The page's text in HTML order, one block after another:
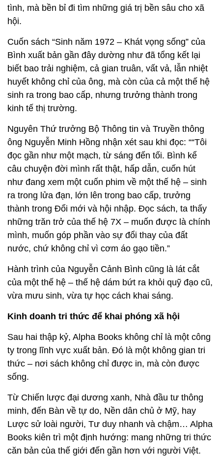
tình, mà bền bỉ đi tìm những giá trị bền sâu cho xã
hội.
Cuốn sách “Sinh năm 1972 – Khát vọng sống” của
Bình xuất bản gần đây dường như đã tổng kết lại
biết bao trải nghiệm, cả gian truân, vất vả, lẫn nhiệt
huyết không chỉ của ông, mà còn của cả một thế hệ
sinh ra trong bao cấp, nhưng trưởng thành trong
kinh tế thị trường.
Nguyên Thứ trưởng Bộ Thông tin và Truyền thông
ông Nguyễn Minh Hồng nhận xét sau khi đọc: ““Tôi
đọc gần như một mạch, từ sáng đến tối. Bình kể
câu chuyện đời mình rất thật, hấp dẫn, cuốn hút
như đang xem một cuốn phim về một thế hệ – sinh
ra trong lửa đạn, lớn lên trong bao cấp, trưởng
thành trong Đổi mới và hội nhập. Đọc sách, ta thấy
những trăn trở của thế hệ 7X – muốn được là chính
mình, muốn góp phần vào sự đổi thay của đất
nước, chứ không chỉ vì cơm áo gạo tiền.”
Hành trình của Nguyễn Cảnh Bình cũng là lát cắt
của một thế hệ – thế hệ dám bứt ra khỏi quỹ đạo cũ,
vừa mưu sinh, vừa tự học cách khai sáng.
Kinh doanh tri thức để khai phóng xã hội
Sau hai thập kỷ, Alpha Books không chỉ là một công
ty trong lĩnh vực xuất bản. Đó là một không gian tri
thức – nơi sách không chỉ được in, mà còn được
sống.
Từ Chiến lược đại dương xanh, Nhà đầu tư thông
minh, đến Bàn về tự do, Nền dân chủ ở Mỹ, hay
Lược sử loài người, Tư duy nhanh và chậm… Alpha
Books kiên trì một định hướng: mang những tri thức
căn bản của thế giới đến gần hơn với người Việt.